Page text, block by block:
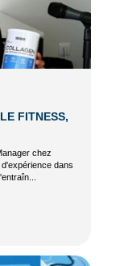
FITNESS,
chez
dans